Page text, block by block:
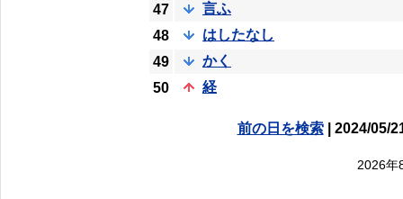
47
言ふ
48
はしたなし
49
かく
50
経
前の日を検索| 2024/05/
2026年